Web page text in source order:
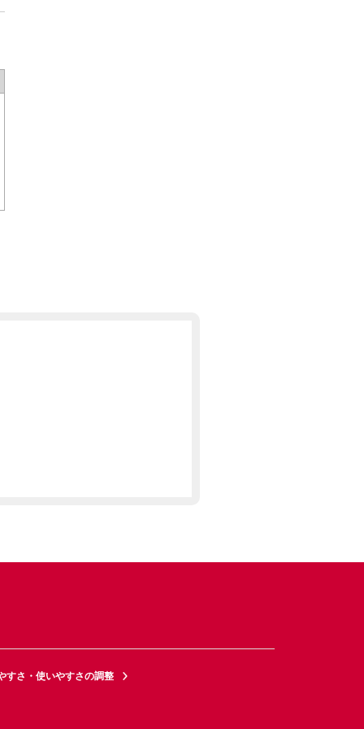
すさ・使いやすさの調整